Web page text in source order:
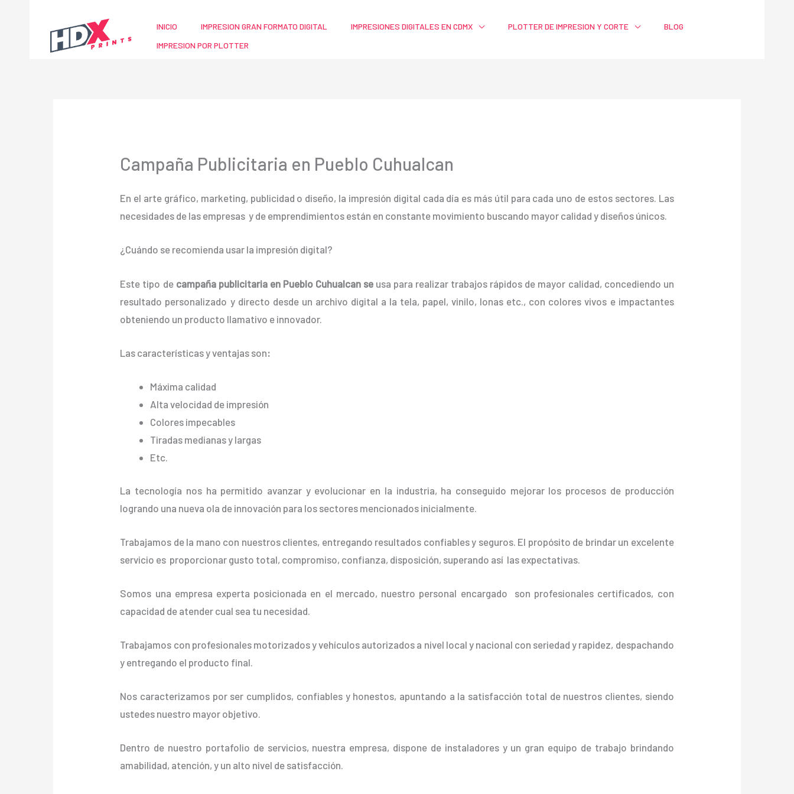
contenido
INICIO IMPRESION GRAN FORMATO DIGITAL IMPRESIONES DIGITALES EN CDMX PLOTTER DE IMPRESION Y CORTE
BLOG
IMPRESION POR PLOTTER
Campaña Publicitaria en Pueblo Cuhualcan
En el arte gráfico, marketing, publicidad o diseño, la impresión digital cada día es más útil para cada uno de estos sectores. Las
necesidades de las empresas y de emprendimientos están en constante movimiento buscando mayor calidad y diseños únicos.
¿Cuándo se recomienda usar la impresión digital?
Este tipo de campaña publicitaria en Pueblo Cuhualcan seusa para realizar trabajos rápidos de mayor calidad, concediendo un
resultado personalizado y directo desde un archivo digital a la tela, papel, vinilo, lonas etc., con colores vivos e impactantes
obteniendo un producto llamativo e innovador.
Las características y ventajas son:
Máxima calidad
Alta velocidad de impresión
Colores impecables
Tiradas medianas y largas
Etc.
La tecnología nos ha permitido avanzar y evolucionar en la industria, ha conseguido mejorar los procesos de producción
logrando una nueva ola de innovación para los sectores mencionados inicialmente.
Trabajamos de la mano con nuestros clientes, entregando resultados confiables y seguros. El propósito de brindar un excelente
servicio es proporcionar gusto total, compromiso, confianza, disposición, superando así las expectativas.
Somos una empresa experta posicionada en el mercado, nuestro personal encargado son profesionales certificados, con
capacidad de atender cual sea tu necesidad.
Trabajamos con profesionales motorizados y vehículos autorizados a nivel local y nacional con seriedad y rapidez, despachando
y entregando el producto final.
Nos caracterizamos por ser cumplidos, confiables y honestos, apuntando a la satisfacción total de nuestros clientes, siendo
ustedes nuestro mayor objetivo.
Dentro de nuestro portafolio de servicios, nuestra empresa, dispone de instaladores y un gran equipo de trabajo brindando
amabilidad, atención, y un alto nivel de satisfacción.